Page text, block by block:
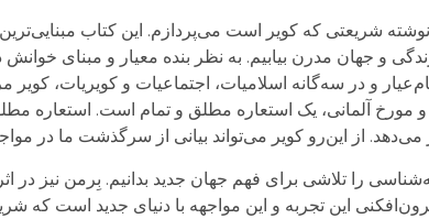
شریعتی که کویر است می‌پردازم. این کتاب مبنایی‌ترین
و جهان مدرن بیابیم. به نظر بنده معیار و مبنای
و در سه‌گانه اسلامیات، اجتماعیات و کویریات،
و مورخ آلمانی، یک استعاره مطلق و تمام است. استعاره
از این‌رو کویر می‌تواند بیانی از سرگذشت ما در
را تلاشی برای فهم جهان جدید بدانیم. بِرمن نیز در
این تجربه و این مواجهه با دنیای جدید است که